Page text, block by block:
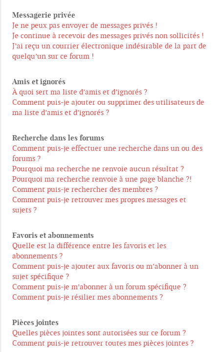
Messagerie privée
Je ne peux pas envoyer de messages privés !
Je continue à recevoir des messages privés non sollicités !
J’ai reçu un courrier électronique indésirable de la part de
quelqu’un sur ce forum !
Amis et ignorés
À quoi sert ma liste d’amis et d’ignorés ?
Comment puis-je ajouter ou supprimer des utilisateurs de
ma liste d’amis et d’ignorés ?
Recherche dans les forums
Comment puis-je effectuer une recherche dans un ou des
forums ?
Pourquoi ma recherche ne renvoie aucun résultat ?
Pourquoi ma recherche renvoie à une page blanche ?!
Comment puis-je rechercher des membres ?
Comment puis-je retrouver mes propres messages et
sujets ?
Favoris et abonnements
Quelle est la différence entre les favoris et les
abonnements ?
Comment puis-je ajouter aux favoris ou m’abonner à un
sujet spécifique ?
Comment puis-je m’abonner à un forum spécifique ?
Comment puis-je résilier mes abonnements ?
Pièces jointes
Quelles pièces jointes sont autorisées sur ce forum ?
Comment puis-je retrouver toutes mes pièces jointes ?